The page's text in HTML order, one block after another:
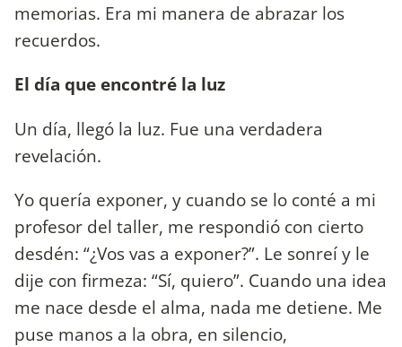
memorias. Era mi manera de abrazar los
recuerdos.
El día que encontré la luz
Un día, llegó la luz. Fue una verdadera
revelación.
Yo quería exponer, y cuando se lo conté a mi
profesor del taller, me respondió con cierto
desdén: “¿Vos vas a exponer?”. Le sonreí y le
dije con firmeza: “Sí, quiero”. Cuando una idea
me nace desde el alma, nada me detiene. Me
puse manos a la obra, en silencio,